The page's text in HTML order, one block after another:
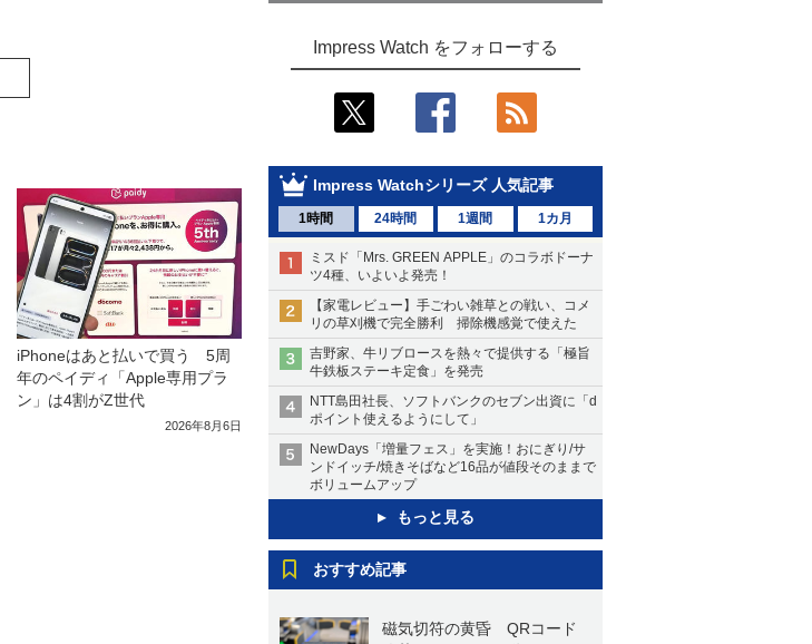
Impress Watch をフォローする
Impress Watchシリーズ 人気記事
1時間 24時間 1週間 1カ月
ミスド「Mrs. GREEN APPLE」のコラボドーナ
ツ4種、いよいよ発売！
【家電レビュー】手ごわい雑草との戦い、コメ
リの草刈機で完全勝利 掃除機感覚で使えた
吉野家、牛リブロースを熱々で提供する「極旨
牛鉄板ステーキ定食」を発売
NTT島田社長、ソフトバンクのセブン出資に「d
ポイント使えるようにして」
NewDays「増量フェス」を実施！おにぎり/サ
ンドイッチ/焼きそばなど16品が値段そのままで
ボリュームアップ
もっと見る
おすすめ記事
磁気切符の黄昏 QRコード
iPhoneはあと払いで買う 5周
年のペイディ「Apple専用プラ
ン」は4割がZ世代
2026年8月6日